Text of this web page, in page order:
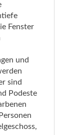
Fenster
und
sind
Podeste